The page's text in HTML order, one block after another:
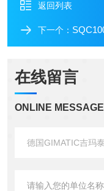
返回列表
下一个：
在线留言
ONLINE MESSAGE